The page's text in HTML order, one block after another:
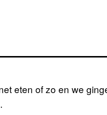
eten of zo en we